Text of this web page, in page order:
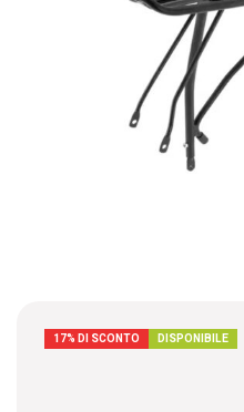
17% DI SCONTO DISPONIBILE